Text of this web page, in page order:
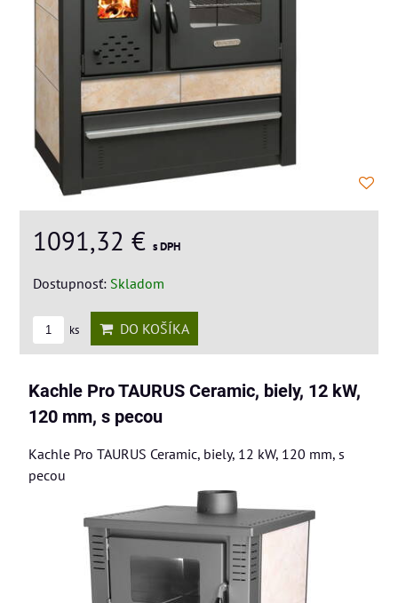
1091,32 € s DPH
Dostupnosť: Skladom
ks DO KOŠÍKA
Kachle Pro TAURUS Ceramic, biely, 12 kW,
120 mm, s pecou
Kachle Pro TAURUS Ceramic, biely, 12 kW, 120 mm, s
pecou